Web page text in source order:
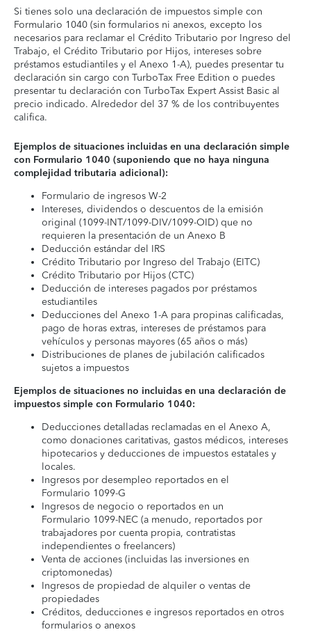
Si tienes solo una declaración de impuestos simple con
Formulario 1040 (sin formularios ni anexos, excepto los
necesarios para reclamar el Crédito Tributario por Ingreso del
Trabajo, el Crédito Tributario por Hijos, intereses sobre
préstamos estudiantiles y el Anexo 1-A), puedes presentar tu
declaración sin cargo con TurboTax Free Edition o puedes
presentar tu declaración con TurboTax Expert Assist Basic al
precio indicado. Alrededor del 37 % de los contribuyentes
califica.
Ejemplos de situaciones incluidas en una declaración simple
con Formulario 1040 (suponiendo que no haya ninguna
complejidad tributaria adicional):
Formulario de ingresos W-2
Intereses, dividendos o descuentos de la emisión
original (1099-INT/1099-DIV/1099-OID) que no
requieren la presentación de un Anexo B
Deducción estándar del IRS
Crédito Tributario por Ingreso del Trabajo (EITC)
Crédito Tributario por Hijos (CTC)
Deducción de intereses pagados por préstamos
estudiantiles
Deducciones del Anexo 1-A para propinas calificadas,
pago de horas extras, intereses de préstamos para
vehículos y personas mayores (65 años o más)
Distribuciones de planes de jubilación calificados
sujetos a impuestos
Ejemplos de situaciones no incluidas en una declaración de
impuestos simple con Formulario 1040:
Deducciones detalladas reclamadas en el Anexo A,
como donaciones caritativas, gastos médicos, intereses
hipotecarios y deducciones de impuestos estatales y
locales.
Ingresos por desempleo reportados en el
Formulario 1099-G
Ingresos de negocio o reportados en un
Formulario 1099-NEC (a menudo, reportados por
trabajadores por cuenta propia, contratistas
independientes o freelancers)
Venta de acciones (incluidas las inversiones en
criptomonedas)
Ingresos de propiedad de alquiler o ventas de
propiedades
Créditos, deducciones e ingresos reportados en otros
formularios o anexos